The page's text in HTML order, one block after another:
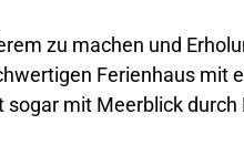
zu machen und
Ferienhaus mit
mit Meerblick